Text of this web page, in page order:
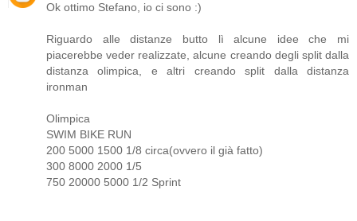
Ok ottimo Stefano, io ci sono :)
Riguardo alle distanze butto lì alcune idee che mi
piacerebbe veder realizzate, alcune creando degli split dalla
distanza olimpica, e altri creando split dalla distanza
ironman
Olimpica
SWIM BIKE RUN
200 5000 1500 1/8 circa(ovvero il già fatto)
300 8000 2000 1/5
750 20000 5000 1/2 Sprint